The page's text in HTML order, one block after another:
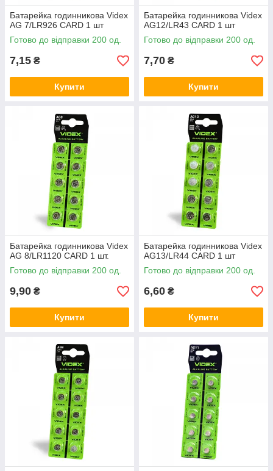
Батарейка годинникова Videx
AG 7/LR926 CARD 1 шт
Готово до відправки 200 од.
7,15 ₴
Купити
Батарейка годинникова Videx
AG12/LR43 CARD 1 шт
Готово до відправки 200 од.
7,70 ₴
Купити
Батарейка годинникова Videx
AG 8/LR1120 CARD 1 шт.
Готово до відправки 200 од.
9,90 ₴
Купити
Батарейка годинникова Videx
AG13/LR44 CARD 1 шт
Готово до відправки 200 од.
6,60 ₴
Купити